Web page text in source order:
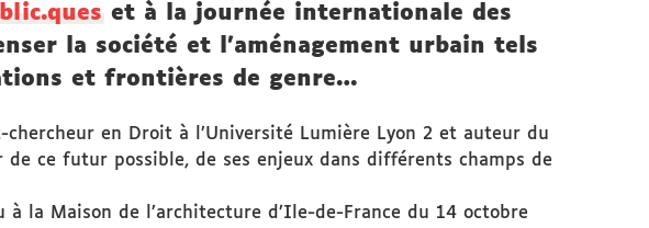
et à la journée internationale des
la société et l’aménagement urbain tels
et frontières de genre…
chercheur en Droit à l’Université Lumière Lyon 2 et auteur du
ce futur possible, de ses enjeux dans différents champs de
la Maison de l’architecture d’Ile-de-France du 14 octobre